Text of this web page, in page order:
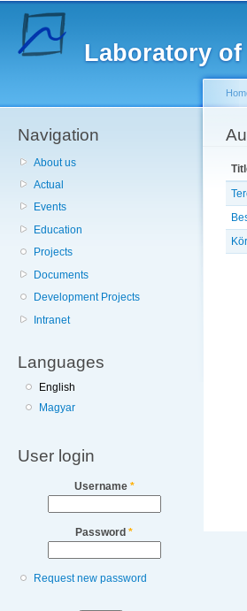
Laboratory
Navigation
About us
Actual
Events
Education
Projects
Documents
Development Projects
Intranet
Languages
English
Magyar
User login
Username *
Password *
Request new password